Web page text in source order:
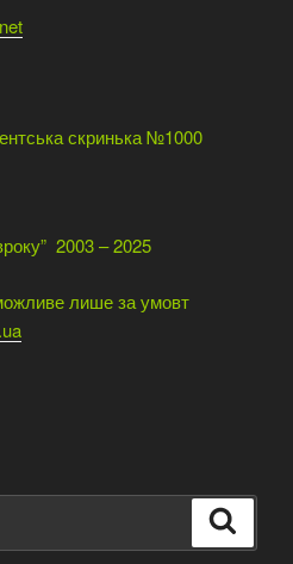
3704406
скринька №1000
2003 – 2025
лише за умовт